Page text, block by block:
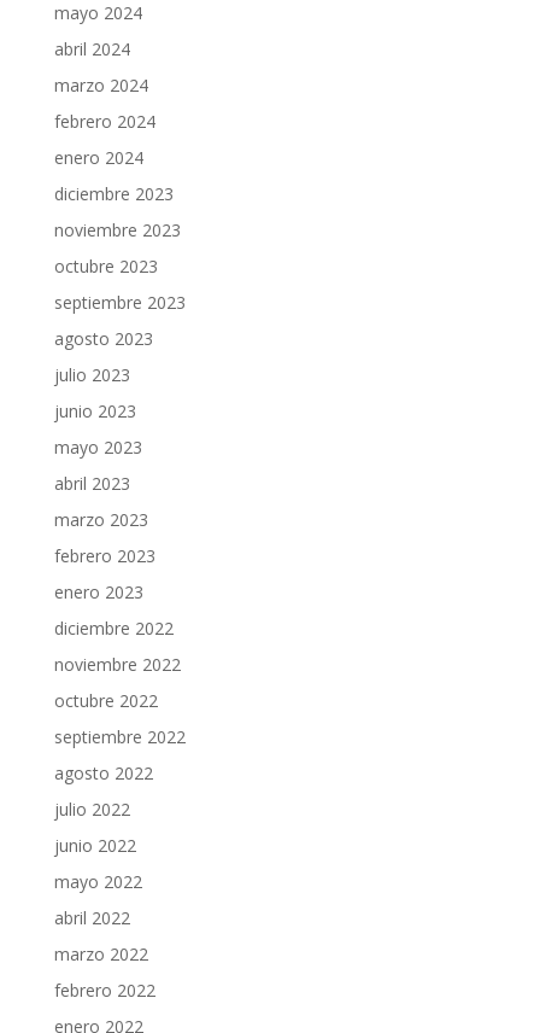
mayo 2024
abril 2024
marzo 2024
febrero 2024
enero 2024
diciembre 2023
noviembre 2023
octubre 2023
septiembre 2023
agosto 2023
julio 2023
junio 2023
mayo 2023
abril 2023
marzo 2023
febrero 2023
enero 2023
diciembre 2022
noviembre 2022
octubre 2022
septiembre 2022
agosto 2022
julio 2022
junio 2022
mayo 2022
abril 2022
marzo 2022
febrero 2022
enero 2022